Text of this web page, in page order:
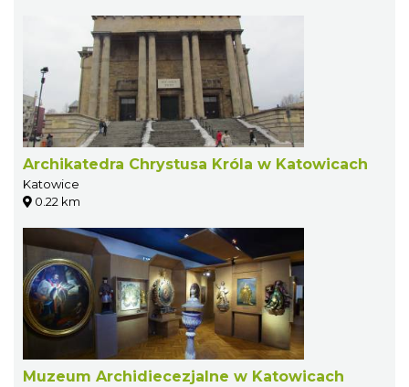
Archikatedra Chrystusa Króla w Katowicach
Katowice
0.22 km
Muzeum Archidiecezjalne w Katowicach